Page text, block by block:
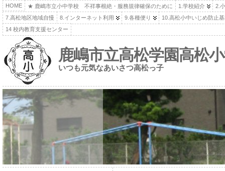
HOME ★ 鹿嶋市立小中学校 不祥事根絶・服務規律確保のために 1.学校紹介
2.
7.高松地区地域自慢
8.インターネット利用 9.各種便り
10.高松小中いじめ防止
14 校内教育支援センター
鹿嶋市立高松学園高松
いつも元気なあいさつ高松っ子